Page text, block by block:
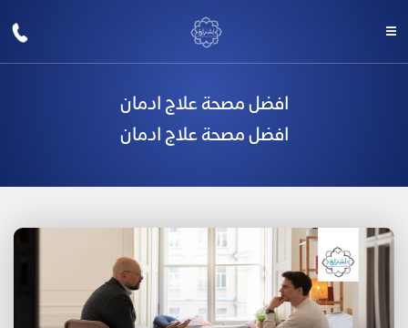
افضل مصحة علاج ادمان
افضل مصحة علاج ادمان